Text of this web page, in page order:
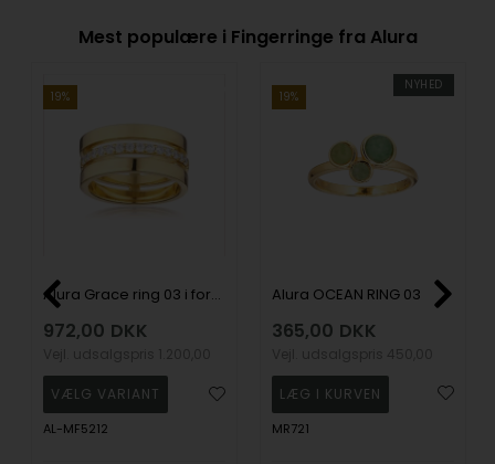
Mest populære i Fingerringe fra Alura
19%
Alura Grace ring 03 i forgyldt sølv med sten
972,00 DKK
AL-MF5212
NYHED
19%
Alura OCEAN RING 03
365,00 DKK
MR721